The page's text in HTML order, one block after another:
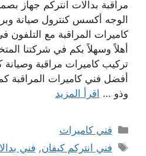
مراقبة بدالات انتركم جهاز
الوجه أكسس كنترول صيانة
كاميرات المراقبة مع
أهلاً وسهلاً بكم في شركتنا
تركيب كاميرات مراقبة وصيانة
أفضل فني كاميرات المراقبة
وذو … اقرأ المزيد
التصنيفات
فني كاميرات
الوسوم
فني انتركم كيفان, فني